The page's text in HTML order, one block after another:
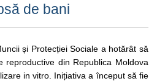
de bani
și Protecției Sociale a hotărât să
reproductive din Republica Moldova
in vitro. Inițiativa a început să fie